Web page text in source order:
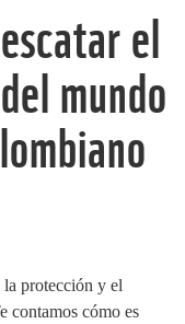
el
mundo
protección y el
contamos cómo es